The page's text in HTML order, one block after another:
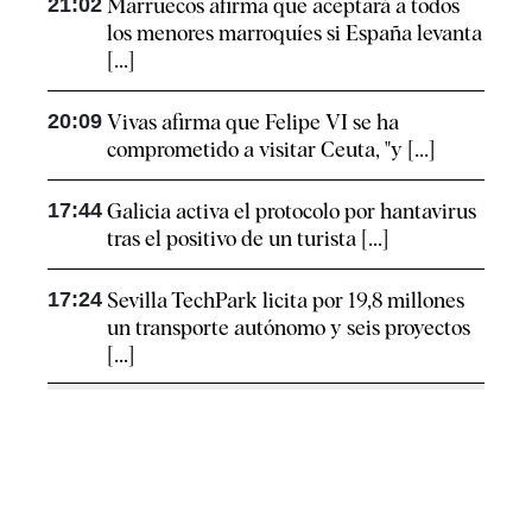
Marruecos afirma que aceptará a todos
los menores marroquíes si España levanta
[...]
20:09 Vivas afirma que Felipe VI se ha
comprometido a visitar Ceuta, "y [...]
17:44 Galicia activa el protocolo por hantavirus
tras el positivo de un turista [...]
17:24 Sevilla TechPark licita por 19,8 millones
un transporte autónomo y seis proyectos
[...]